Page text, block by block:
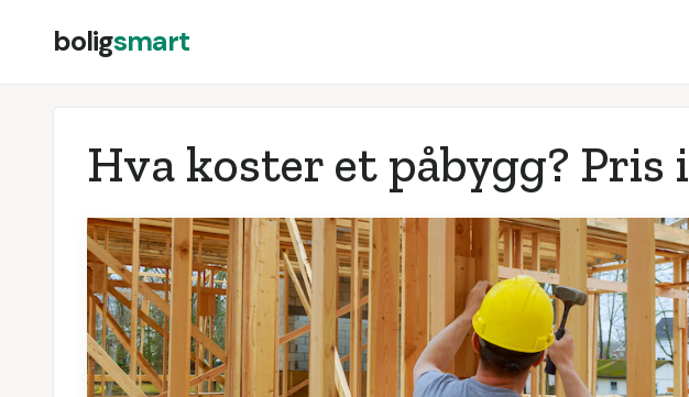
boligsmart
Hva koster et påbygg? Pris i